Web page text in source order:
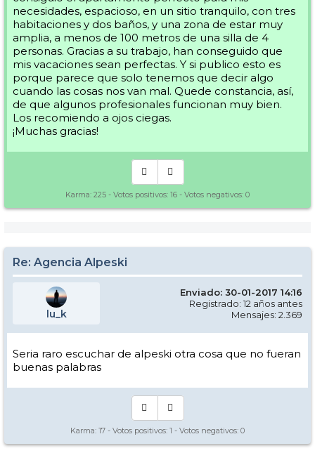
necesidades, espacioso, en un sitio tranquilo, con tres
habitaciones y dos baños, y una zona de estar muy
amplia, a menos de 100 metros de una silla de 4
personas. Gracias a su trabajo, han conseguido que
mis vacaciones sean perfectas. Y si publico esto es
porque parece que solo tenemos que decir algo
cuando las cosas nos van mal. Quede constancia, así,
de que algunos profesionales funcionan muy bien.
Los recomiendo a ojos ciegas.
¡Muchas gracias!
Karma: 225 - Votos positivos: 16 - Votos negativos: 0
Re: Agencia Alpeski
lu_k
Enviado: 30-01-2017 14:16
Registrado: 12 años antes
Mensajes: 2.369
Seria raro escuchar de alpeski otra cosa que no fueran
buenas palabras
Karma: 17 - Votos positivos: 1 - Votos negativos: 0